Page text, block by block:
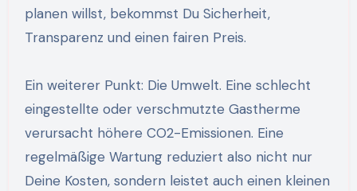
planen willst, bekommst Du Sicherheit,
Transparenz und einen fairen Preis.
Ein weiterer Punkt: Die Umwelt. Eine schlecht
eingestellte oder verschmutzte Gastherme
verursacht höhere CO2-Emissionen. Eine
regelmäßige Wartung reduziert also nicht nur
Deine Kosten, sondern leistet auch einen kleinen